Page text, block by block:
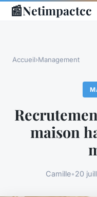
📰Netimpactcc
Accueil›Management
maison
Camille•20